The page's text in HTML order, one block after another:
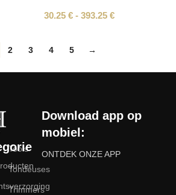
30.25 € - 393.25 €
2 3 4 5 →
Tools
Tondeuses
Trimmers
Download app op
mobiel:
ONTDEK ONZE APP